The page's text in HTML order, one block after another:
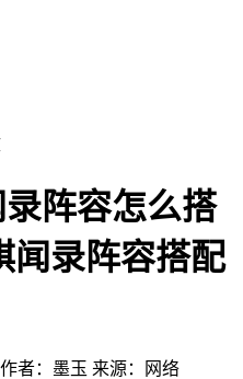
阵容怎么搭
闻录阵容搭配
作者：墨玉 来源：网络